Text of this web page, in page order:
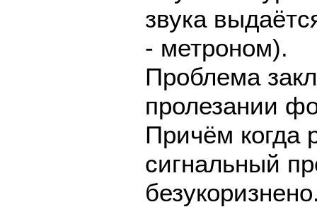
звука
- метроном).
Проблема
пролезании
Причём когда
сигнальный